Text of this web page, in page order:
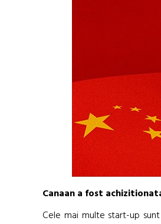
Canaan a fost
Cele mai multe start-up